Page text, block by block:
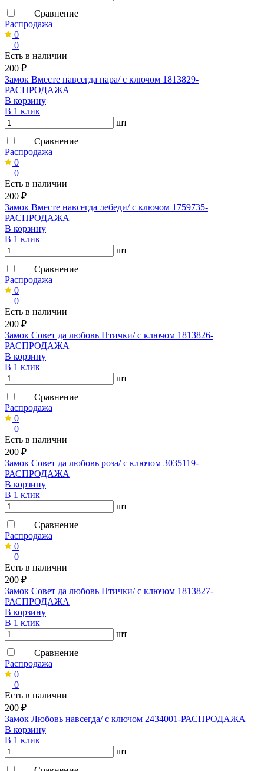
Сравнение
Распродажа
0
0
Есть в наличии
200 ₽
Замок Вместе навсегда пара/ с ключом 1813829-
РАСПРОДАЖА
В корзину
В 1 клик
шт
Сравнение
Распродажа
0
0
Есть в наличии
200 ₽
Замок Вместе навсегда лебеди/ с ключом 1759735-
РАСПРОДАЖА
В корзину
В 1 клик
шт
Сравнение
Распродажа
0
0
Есть в наличии
200 ₽
Замок Совет да любовь Птички/ с ключом 1813826-
РАСПРОДАЖА
В корзину
В 1 клик
шт
Сравнение
Распродажа
0
0
Есть в наличии
200 ₽
Замок Совет да любовь роза/ с ключом 3035119-
РАСПРОДАЖА
В корзину
В 1 клик
шт
Сравнение
Распродажа
0
0
Есть в наличии
200 ₽
Замок Совет да любовь Птички/ с ключом 1813827-
РАСПРОДАЖА
В корзину
В 1 клик
шт
Сравнение
Распродажа
0
0
Есть в наличии
200 ₽
Замок Любовь навсегда/ с ключом 2434001-РАСПРОДАЖА
В корзину
В 1 клик
шт